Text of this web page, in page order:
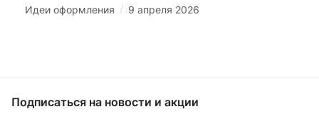
Идеи оформления / 9 апреля 2026
Подписаться на новости и акции